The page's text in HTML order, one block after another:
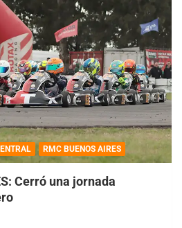
RMC BUENOS AIRES
Cerró una jornada